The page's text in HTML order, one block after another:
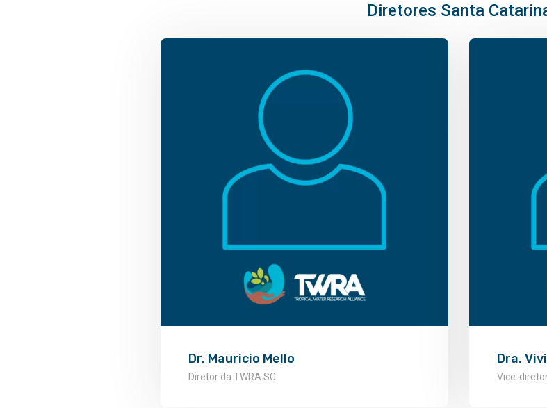
Diretores Santa
Dr. Mauricio Mello
Diretor da TWRA SC
Dra.‪
Vice-